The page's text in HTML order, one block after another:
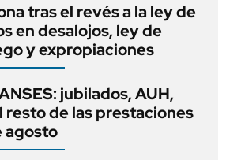
tras el revés a la ley de
en desalojos, ley de
y expropiaciones
jubilados, AUH,
resto de las prestaciones
agosto